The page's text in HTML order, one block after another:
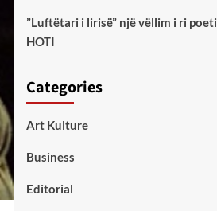
”Luftëtari i lirisë” një vëllim i ri
HOTI
Categories
Art Kulture
Business
Editorial